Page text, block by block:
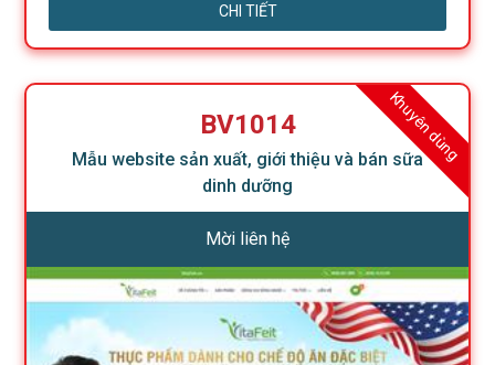
CHI TIẾT
Khuyên dùng
BV1014
Mẫu website sản xuất, giới thiệu và bán sữa
dinh dưỡng
Mời liên hệ